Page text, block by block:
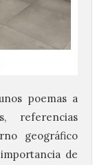
poemas a
referencias
geográfico
de